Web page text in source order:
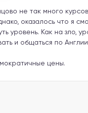
не так много
оказалось что я
уровень. Как на зло,
и общаться по
цены.